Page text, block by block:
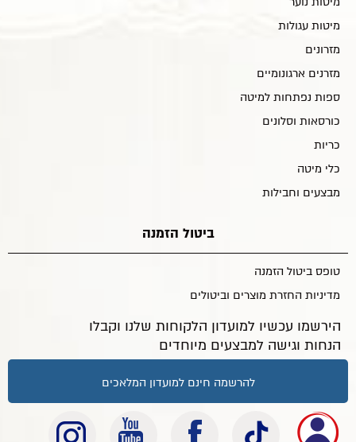
מיטות עגולות
מזרונים
מזרנים ארגונומיים
ספות נפתחות למיטה
כורסאות וסלונים
כריות
כלי מיטה
מבצעים וחבילות
ביטול הזמנה
טופס ביטול הזמנה
מדיניות החזרת מוצרים וביטולים
הירשמו עכשיו למועדון הלקוחות שלנו וקבלו
הנחות וגישה למבצעים מיוחדים
להרשמה חינם למועדון המלאכים